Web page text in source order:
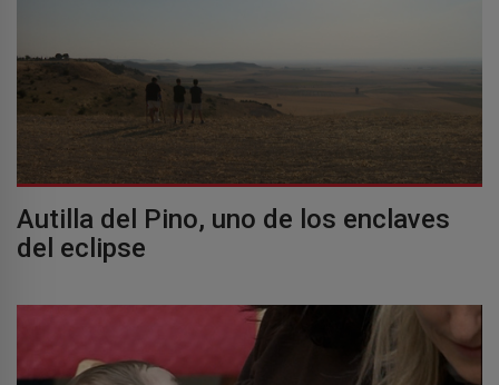
Autilla del Pino, uno de los enclaves
del eclipse